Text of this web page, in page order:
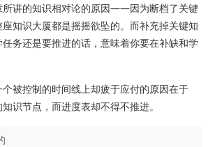
讲的知识相对论的原因——因为断档了关键
知识大厦都是摇摇欲坠的。而补充掉关键知
务还是要推进的话，意味着你要在补缺和学
控制的时间线上却疲于应付的原因在于
识节点，而进度表却不得不推进。